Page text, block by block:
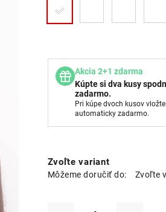
Zvoľte variant
Môžeme doručiť do: Zvoľte
Akcia 2+1 zdarma
Kúpte si dva kusy
zadarmo.
Pri kúpe dvoch kusov
automaticky zadarmo.